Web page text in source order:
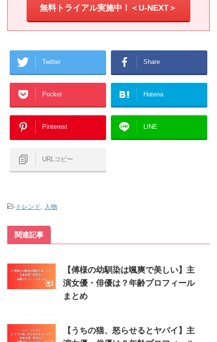
無料トライアル実施中！＜U-NEXT＞
Twitter Share
Pocket Hatena
Pinterest LINE
URLコピー
- トレンド, 人物
関連記事
【傅様の幼馴染は颯爽で美しい】主
演女優・俳優は？年齢プロフィール
まとめ
【うちの猫、怒らせるとヤバイ】主